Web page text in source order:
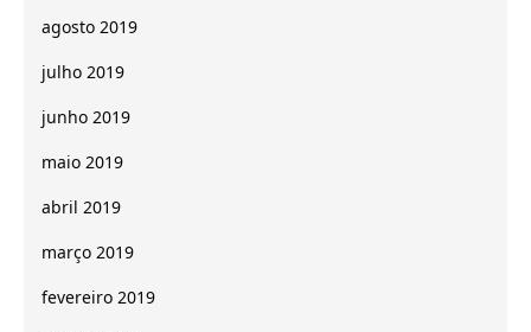
agosto 2019
julho 2019
junho 2019
maio 2019
abril 2019
março 2019
fevereiro 2019